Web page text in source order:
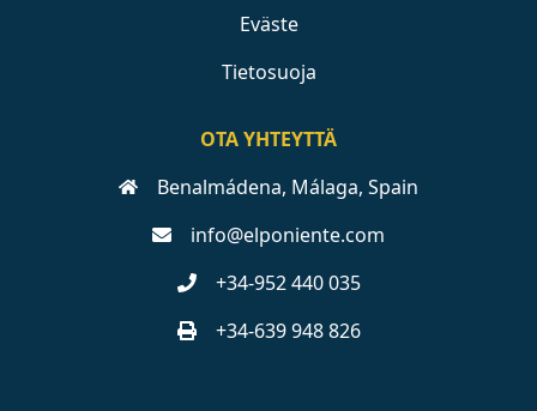
Eväste
Tietosuoja
OTA YHTEYTTÄ
Benalmádena, Málaga, Spain
info@elponiente.com
+34-952 440 035
+34-639 948 826